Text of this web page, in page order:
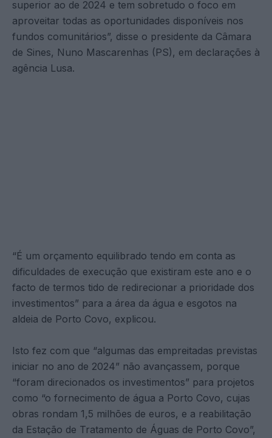
superior ao de 2024 e tem sobretudo o foco em
aproveitar todas as oportunidades disponíveis nos
fundos comunitários”, disse o presidente da Câmara
de Sines, Nuno Mascarenhas (PS), em declarações à
agência Lusa.
“É um orçamento equilibrado tendo em conta as
dificuldades de execução que existiram este ano e o
facto de termos tido de redirecionar a prioridade dos
investimentos” para a área da água e esgotos na
aldeia de Porto Covo, explicou.
Isto fez com que “algumas das empreitadas previstas
iniciar no ano de 2024” não avançassem, porque
“foram direcionados os investimentos” para projetos
como “o fornecimento de água a Porto Covo, cujas
obras rondam 1,5 milhões de euros, e a reabilitação
da Estação de Tratamento de Águas de Porto Covo”,